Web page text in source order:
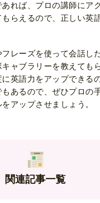
れば、プロの講師にア
らえるので、正しい英
レーズを使って会話し
ャブラリーを教えても
英語力をアップできる
あるので、ぜひプロの
アップさせましょう。
関連記事一覧